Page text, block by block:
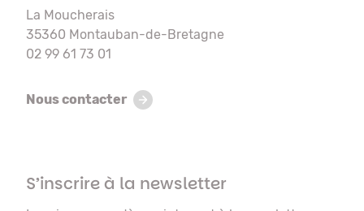
La Moucherais
35360 Montauban-de-Bretagne
02 99 61 73 01
Nous contacter
S’inscrire à la newsletter